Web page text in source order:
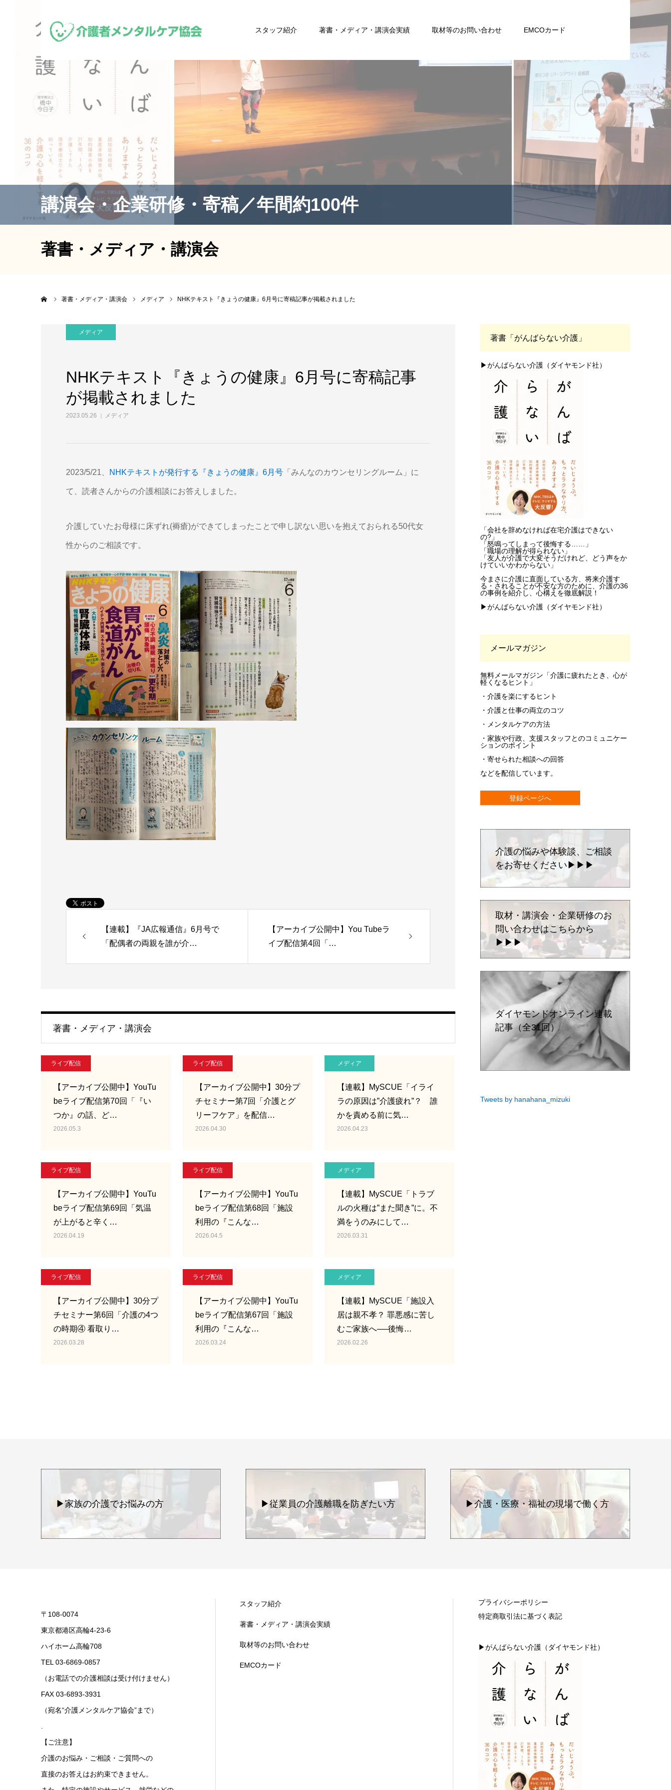
スタッフ紹介 著書・メディア・講演会実績 取材等のお問い合わせ EMCOカード
講演会・企業研修・寄稿／年間約100件
著書・メディア・講演会
著書・メディア・講演会 メディア NHKテキスト『きょうの健康』6月号に寄稿記事が掲載されました
メディア
NHKテキスト『きょうの健康』6月号に寄稿記事
が掲載されました
2023.05.26 メディア
2023/5/21、 NHKテキストが発行する『きょうの健康』6月号 「みんなのカウンセリングルーム」に
て、読者さんからの介護相談にお答えしました。
介護していたお母様に床ずれ(褥瘡)ができてしまったことで申し訳ない思いを抱えておられる50代女
性からのご相談です。
【連載】『JA広報通信』6月号で
「配偶者の両親を誰が介…
【アーカイブ公開中】You Tubeラ
イブ配信第4回「…
著書・メディア・講演会
ライブ配信
【アーカイブ公開中】YouTu
beライブ配信第70回「『い
つか』の話、ど…
2026.05.3
ライブ配信
【アーカイブ公開中】30分プ
チセミナー第7回「介護とグ
リーフケア」を配信…
2026.04.30
メディア
【連載】MySCUE「イライ
ラの原因は”介護疲れ”？ 誰
かを責める前に気…
2026.04.23
ライブ配信
【アーカイブ公開中】YouTu
beライブ配信第69回「気温
が上がると辛く…
2026.04.19
ライブ配信
【アーカイブ公開中】YouTu
beライブ配信第68回「施設
利用の『こんな…
2026.04.5
メディア
【連載】MySCUE「トラブ
ルの火種は”また聞き”に。不
満をうのみにして…
2026.03.31
ライブ配信
【アーカイブ公開中】30分プ
チセミナー第6回「介護の4つ
の時期④ 看取り…
2026.03.28
ライブ配信
【アーカイブ公開中】YouTu
beライブ配信第67回「施設
利用の『こんな…
2026.03.24
メディア
【連載】MySCUE「施設入
居は親不孝？ 罪悪感に苦し
むご家族へ──後悔…
2026.02.26
著書「がんばらない介護」
▶がんばらない介護（ダイヤモンド社）
「会社を辞めなければ在宅介護はできない
の?」
「怒鳴ってしまって後悔する……」
「職場の理解が得られない」
「友人が介護で大変そうだけれど、どう声をか
けていいかわからない」
今まさに介護に直面している方、将来介護す
る・されることが不安な方のために、介護の36
の事例を紹介し、心構えを徹底解説！
▶がんばらない介護（ダイヤモンド社）
メールマガジン
無料メールマガジン「介護に疲れたとき、心が
軽くなるヒント」
・介護を楽にするヒント
・介護と仕事の両立のコツ
・メンタルケアの方法
・家族や行政、支援スタッフとのコミュニケー
ションのポイント
・寄せられた相談への回答
などを配信しています。
登録ページへ
介護の悩みや体験談、ご相談
をお寄せください▶▶▶
取材・講演会・企業研修のお
問い合わせはこちらから
▶▶▶
ダイヤモンドオンライン連載
記事（全31回）
Tweets by hanahana_mizuki
▶家族の介護でお悩みの方 ▶従業員の介護離職を防ぎたい方 ▶介護・医療・福祉の現場で働く方
〒108-0074
東京都港区高輪4-23-6
ハイホーム高輪708
TEL 03-6869-0857
（お電話での介護相談は受け付けません）
FAX 03-6893-3931
（宛名“介護メンタルケア協会”まで）
【ご注意】
介護のお悩み・ご相談・ご質問への
直接のお答えはお約束できません。
スタッフ紹介
著書・メディア・講演会実績
取材等のお問い合わせ
EMCOカード
プライバシーポリシー
特定商取引法に基づく表記
▶がんばらない介護（ダイヤモンド社）